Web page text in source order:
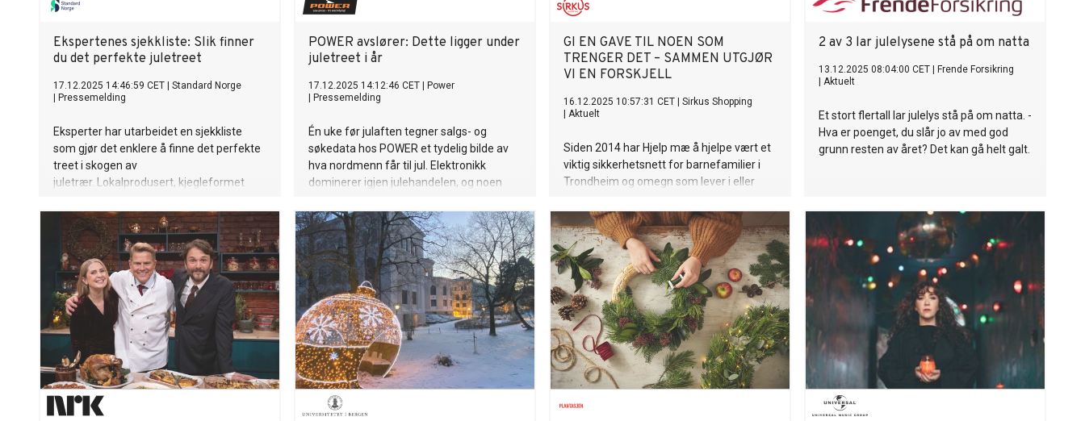
Ekspertenes sjekkliste: Slik finner
du det perfekte juletreet
17.12.2025 14:46:59 CET
Standard Norge
Pressemelding
Eksperter har utarbeidet en sjekkliste
som gjør det enklere å finne det perfekte
treet i skogen av
juletrær. Lokalprodusert, kjegleformet
førsteklasses juletre.
POWER avslører: Dette ligger under
juletreet i år
17.12.2025 14:12:46 CET
Power
Pressemelding
Én uke før julaften tegner salgs- og
søkedata hos POWER et tydelig bilde av
hva nordmenn får til jul. Elektronikk
dominerer igjen julehandelen, og noen
GI EN GAVE TIL NOEN SOM
TRENGER DET – SAMMEN UTGJØR
VI EN FORSKJELL
16.12.2025 10:57:31 CET
Sirkus Shopping
Aktuelt
Siden 2014 har Hjelp mæ å hjelpe vært et
viktig sikkerhetsnett for barnefamilier i
Trondheim og omegn som lever i eller
engasjement og et tydelig
samfunnsoppdrag har organisasjonen,
som ble formelt stiftet i 2015, gitt støtte,
håp og verdighet til familier som strever –
med særlig fokus på barn og unge. I år er
behovet større enn noen gang. 132
familier har søkt om hjelp til jul og tallet
fortsetter å øke. I tillegg bidrar
organisasjonen til ensom julefeiring,
krisesentre og andre organisasjoner som
hjelper samme målgruppe. Til sammen
utgjør dette over 300 barn. – «Vi ser at
2 av 3 lar julelysene stå på om natta
13.12.2025 08:04:00 CET
Frende Forsikring
Aktuelt
Et stort flertall lar julelys stå på om natta. -
Hva er poenget, du slår jo av med god
grunn resten av året? Det kan gå helt galt.